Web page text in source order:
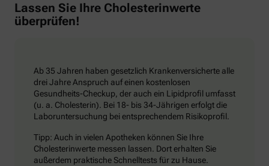
Lassen Sie Ihre Cholesterinwerte
überprüfen!
Ab 35 Jahren haben gesetzlich Krankenversicherte alle
drei Jahre Anspruch auf einen kostenlosen
Gesundheits-Checkup, der auch ein Lipidprofil umfasst
(u. a. Cholesterin). Bei 18- bis 34-Jährigen erfolgt die
Laboruntersuchung bei entsprechendem Risikoprofil.
Tipp: Auch in vielen Apotheken können Sie Ihre
Cholesterinwerte messen lassen. Dort erhalten Sie
außerdem praktische Schnelltests für zu Hause.